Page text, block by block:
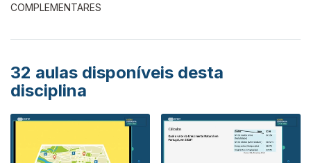
COMPLEMENTARES
32 aulas disponíveis desta
disciplina